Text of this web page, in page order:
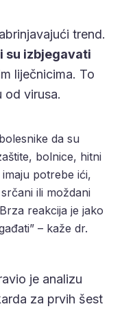
trend.
su izbjegavati
liječnicima. To
od virusa.
da su
bolnice, hitni
potrebe ići,
ili moždani
reakcija je jako
– kaže dr.
je analizu
za prvih šest